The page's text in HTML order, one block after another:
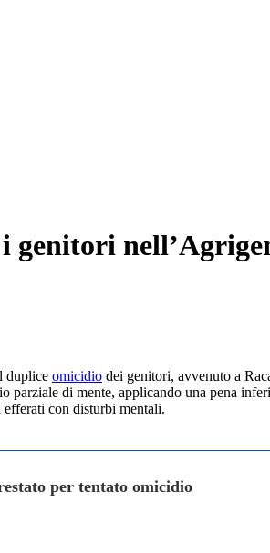
genitori
duplice omicidio dei genitori, avvenuto a
di mente, applicando una pena
efferati con disturbi mentali.
per tentato omicidio